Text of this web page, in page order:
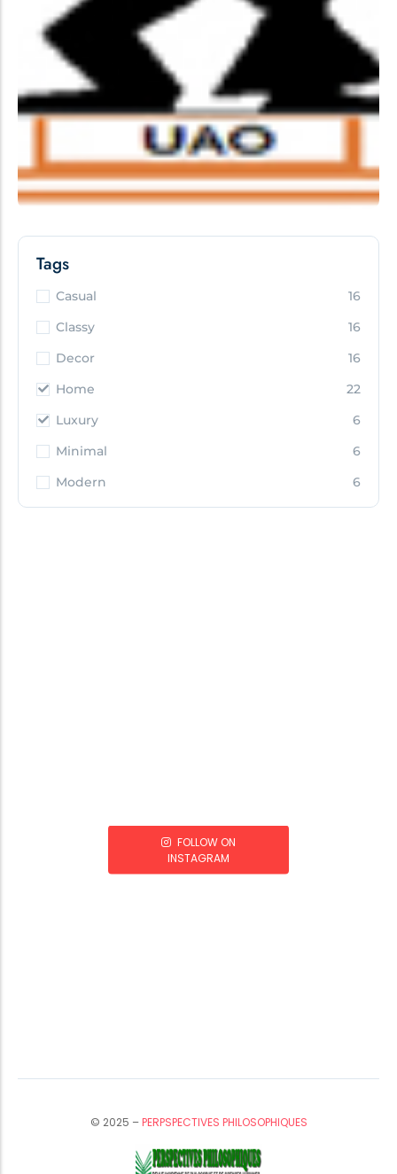
Tags
Casual
16
Classy
16
Decor
16
Home
22
Luxury
6
Minimal
6
Modern
6
FOLLOW ON
INSTAGRAM
© 2025 –PERPSPECTIVES PHILOSOPHIQUES